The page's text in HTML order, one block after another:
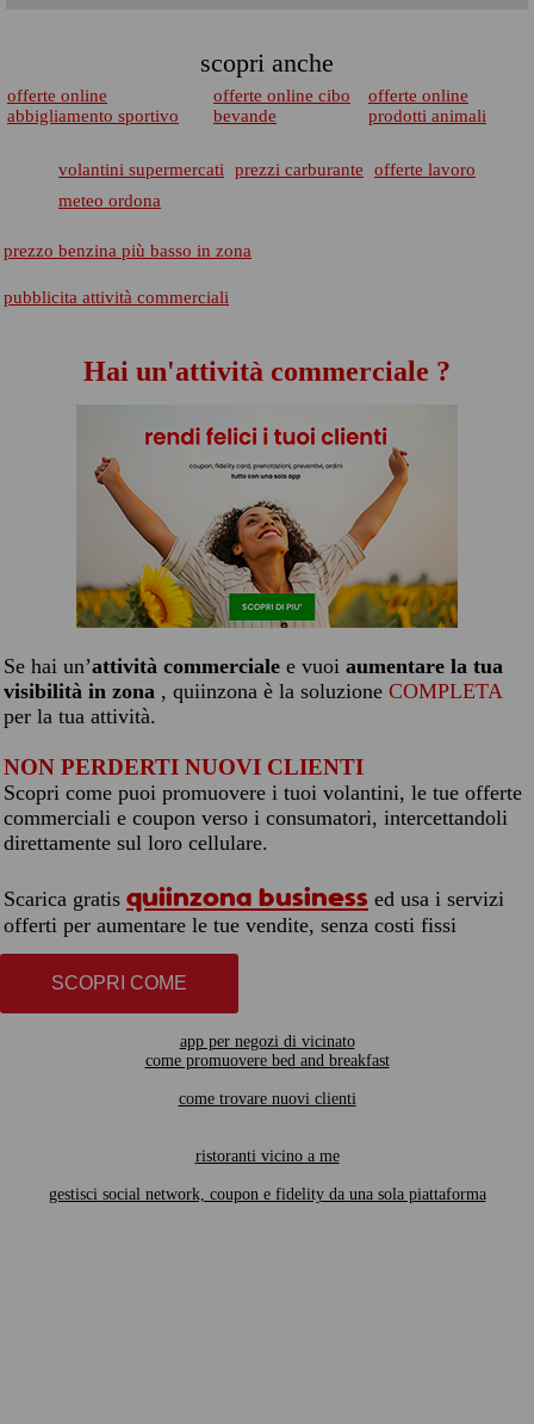
scopri anche
offerte online
abbigliamento sportivo
offerte online cibo
bevande
offerte online
prodotti animali
volantini supermercati prezzi carburante
offerte lavoro
meteo ordona
prezzo benzina più basso in zona
pubblicita attività commerciali
Hai un'attività commerciale ?
Se hai un’attività commerciale e vuoi aumentare la tua
visibilità in zona , quiinzona è la soluzione COMPLETA
per la tua attività.
NON PERDERTI NUOVI CLIENTI
Scopri come puoi promuovere i tuoi volantini, le tue offerte
commerciali e coupon verso i consumatori, intercettandoli
direttamente sul loro cellulare.
Scarica gratis quiinzona business ed usa i servizi
offerti per aumentare le tue vendite, senza costi fissi
SCOPRI COME
app per negozi di vicinato
come promuovere bed and breakfast
come trovare nuovi clienti
ristoranti vicino a me
gestisci social network, coupon e fidelity da una sola piattaforma